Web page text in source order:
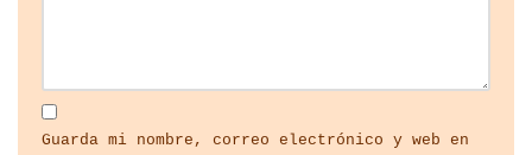
Guarda mi nombre, correo electrónico y web en